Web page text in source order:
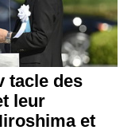
tacle des
leur
et